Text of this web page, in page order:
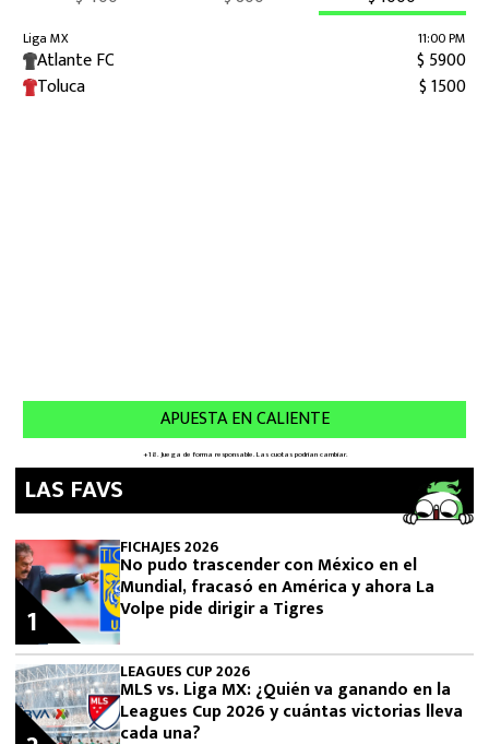
LAS FAVS
FICHAJES 2026
No pudo trascender con México en el
Mundial, fracasó en América y ahora La
Volpe pide dirigir a Tigres
1
LEAGUES CUP 2026
MLS vs. Liga MX: ¿Quién va ganando en la
Leagues Cup 2026 y cuántas victorias lleva
cada una?